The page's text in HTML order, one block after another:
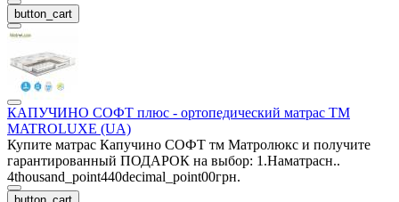
button_cart
КАПУЧИНО СОФТ плюс - ортопедический матрас ТМ
MATROLUXE (UA)
Купите матрас Капучино СОФТ тм Матролюкс и получите
гарантированный ПОДАРОК на выбор: 1.Наматрасн..
4thousand_point440decimal_point00грн.